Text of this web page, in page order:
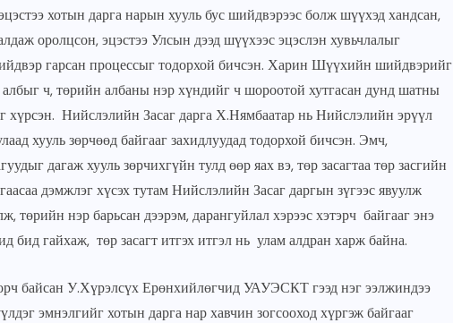
хотын дарга нарын хууль бус шийдвэрээс болж шүүхэд хандсан,
оролцсон, эцэстээ Улсын дээд шүүхээс эцэслэн хувьчлалыг
гарсан процессыг тодорхой бичсэн. Харин Шүүхийн шийдвэрийг
ч, төрийн албаны нэр хүндийг ч шороотой хутгасан дунд шатны
хүрсэн. Нийслэлийн Засаг дарга Х.Нямбаатар нь Нийслэлийн эрүүл
хууль зөрчөөд байгааг захидлуудад тодорхой бичсэн. Эмч,
дагаж хууль зөрчихгүйн тулд өөр яах вэ, төр засагтаа төр засгийн
дэмжлэг хүсэх тутам Нийслэлийн Засаг даргын зүгээс явуулж
төрийн нэр барьсан дээрэм, дарангуйлал хэрээс хэтэрч байгааг энэ
бид гайхаж, төр засагт итгэх итгэл нь улам алдран харж байна.
байсан У.Хүрэлсүх Ерөнхийлөгчид УАУЭСКТ гээд нэг ээлжиндээ
эмнэлгийг хотын дарга нар хавчин зогсооход хүргэж байгааг